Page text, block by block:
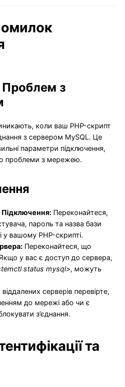
Проблем з
коли ваш PHP-скрипт
з сервером MySQL. Це
параметри підключення,
проблеми з мережею.
Підключення: Переконайтеся,
пароль та назва бази
у вашому PHP-скрипті.
Переконайтеся, що
у вас є доступ до сервера,
status mysql>, можуть
серверів перевірте,
до мережі або чи є
з’єднання.
та